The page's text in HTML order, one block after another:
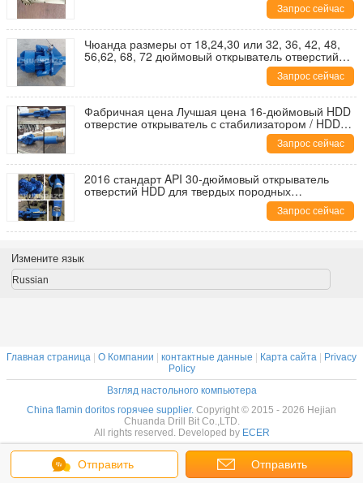
Запрос сейчас
Чюанда размеры от 18,24,30 или 32, 36, 42, 48,
56,62, 68, 72 дюймовый открыватель отверстий
Запрос сейчас
Фабричная цена Лучшая цена 16-дюймовый HDD
отверстие открыватель с стабилизатором / HDD
ремеры / отверстие открыватель скальный ремер
Запрос сейчас
2016 стандарт API 30-дюймовый открыватель
отверстий HDD для твердых породных
образований / ремер HDD / пилотный открыватель
Запрос сейчас
Отправить Отправить
Измените язык
Russian
Главная страница О Компании контактные данные Карта сайта
Privacy
Policy
Взгляд настольного компьютера
China flamin doritos горячее supplier. Copyright © 2015 - 2026 Hejian
Chuanda Drill Bit Co.,LTD.
All rights reserved. Developed by ECER